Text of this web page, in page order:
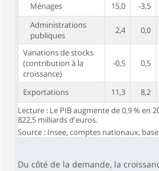
Ménages 15,0 -3,5
Administrations
publiques
2,4 0,0
Variations de stocks
(contribution à la
croissance)
-0,5 0,5
Exportations 11,3 8,2
Lecture : Le PIB augmente de 0,9 % en
822,5 milliards d'euros.
Source : Insee, comptes nationaux,
Du côté de la demande, la